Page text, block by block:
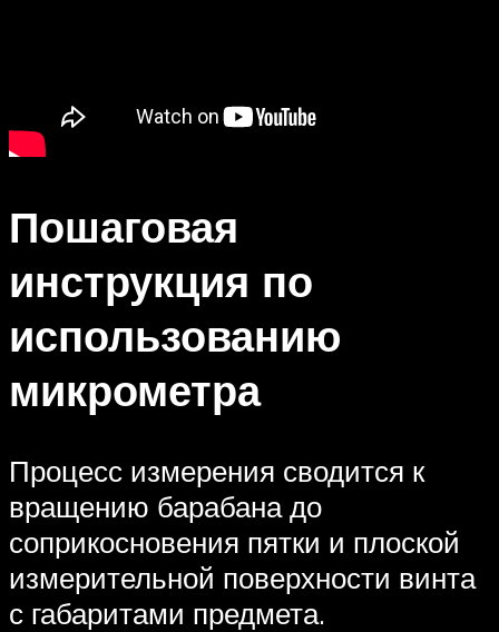
Пошаговая
инструкция по
использованию
микрометра
Процесс измерения сводится к
вращению барабана до
соприкосновения пятки и плоской
измерительной поверхности винта
с габаритами предмета.